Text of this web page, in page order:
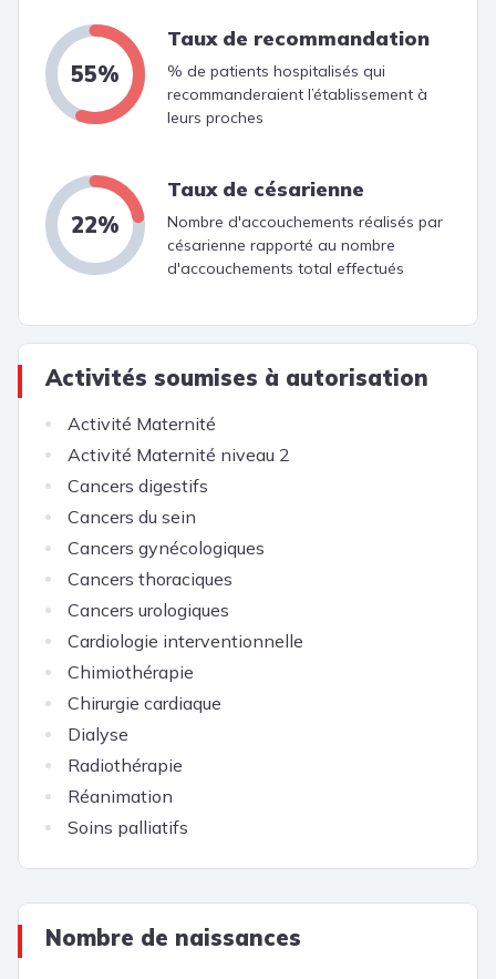
55%
Taux de recommandation
% de patients hospitalisés qui
recommanderaient l’établissement à
leurs proches
22%
Taux de césarienne
Nombre d'accouchements réalisés par
césarienne rapporté au nombre
d'accouchements total effectués
Activités soumises à autorisation
Activité Maternité
Activité Maternité niveau 2
Cancers digestifs
Cancers du sein
Cancers gynécologiques
Cancers thoraciques
Cancers urologiques
Cardiologie interventionnelle
Chimiothérapie
Chirurgie cardiaque
Dialyse
Radiothérapie
Réanimation
Soins palliatifs
Nombre de naissances